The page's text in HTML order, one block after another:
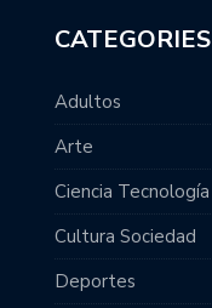
CATEGORIES
Adultos
Arte
Ciencia Tecnología
Cultura Sociedad
Deportes